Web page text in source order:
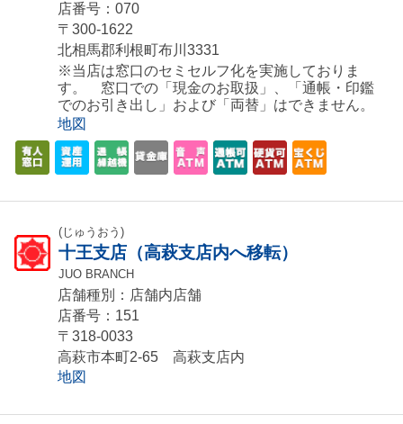
店番号：070
〒300-1622
北相馬郡利根町布川3331
※当店は窓口のセミセルフ化を実施しておりま
す。 窓口での「現金のお取扱」、「通帳・印鑑
でのお引き出し」および「両替」はできません。
地図
(じゅうおう)
十王支店（高萩支店内へ移転）
JUO BRANCH
店舗種別：店舗内店舗
店番号：151
〒318-0033
高萩市本町2-65 高萩支店内
地図